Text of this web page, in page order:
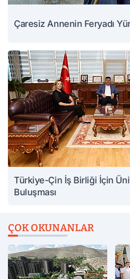
Çaresiz Annenin Feryadı
Türkiye-Çin İş Birliği İçin
Buluşması
ÇOK OKUNANLAR